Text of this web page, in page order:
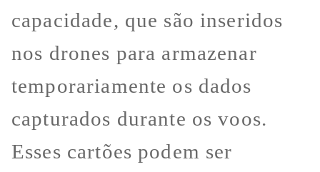
capacidade, que são inseridos
nos drones para armazenar
temporariamente os dados
capturados durante os voos.
Esses cartões podem ser